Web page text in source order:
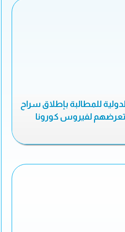
للمطالبة بإطلاق سراح
لتعرضهم لفيروس كورونا